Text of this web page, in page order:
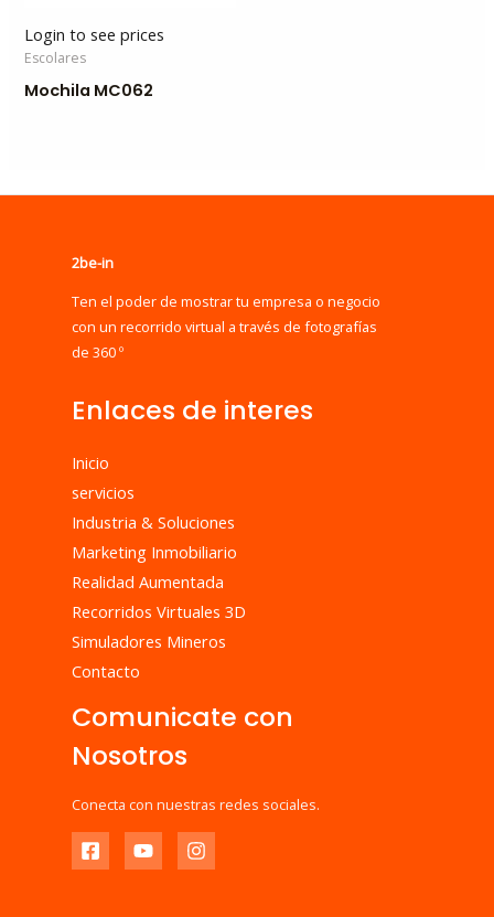
Login to see prices
Escolares
Mochila MC062
2be-in
Ten el poder de mostrar tu empresa o negocio
con un recorrido virtual a través de fotografías
de 360 º
Enlaces de interes
Inicio
servicios
Industria & Soluciones
Marketing Inmobiliario
Realidad Aumentada
Recorridos Virtuales 3D
Simuladores Mineros
Contacto
Comunicate con
Nosotros
Conecta con nuestras redes sociales.